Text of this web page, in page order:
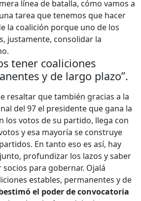
línea de batalla, cómo vamos a
tarea que tenemos que hacer
la coalición porque uno de los
justamente, consolidar la
tener coaliciones
y de largo plazo”.
resaltar que también gracias a la
del 97 el presidente que gana la
los votos de su partido, llega con
y esa mayoría se construye
En tanto eso es así, hay
profundizar los lazos y saber
para gobernar. Ojalá
estables, permanentes y de
el poder de convocatoria